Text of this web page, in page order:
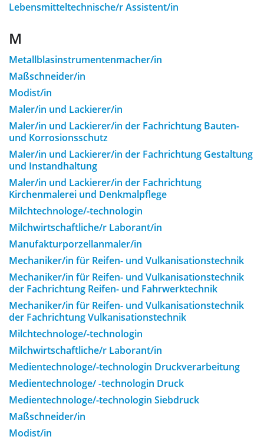
Lebensmitteltechnische/r Assistent/in
M
Metallblasinstrumentenmacher/in
Maßschneider/in
Modist/in
Maler/in und Lackierer/in
Maler/in und Lackierer/in der Fachrichtung Bauten-
und Korrosionsschutz
Maler/in und Lackierer/in der Fachrichtung Gestaltung
und Instandhaltung
Maler/in und Lackierer/in der Fachrichtung
Kirchenmalerei und Denkmalpflege
Milchtechnologe/-technologin
Milchwirtschaftliche/r Laborant/in
Manufakturporzellanmaler/in
Mechaniker/in für Reifen- und Vulkanisationstechnik
Mechaniker/in für Reifen- und Vulkanisationstechnik
der Fachrichtung Reifen- und Fahrwerktechnik
Mechaniker/in für Reifen- und Vulkanisationstechnik
der Fachrichtung Vulkanisationstechnik
Milchtechnologe/-technologin
Milchwirtschaftliche/r Laborant/in
Medientechnologe/-technologin Druckverarbeitung
Medientechnologe/ -technologin Druck
Medientechnologe/-technologin Siebdruck
Maßschneider/in
Modist/in